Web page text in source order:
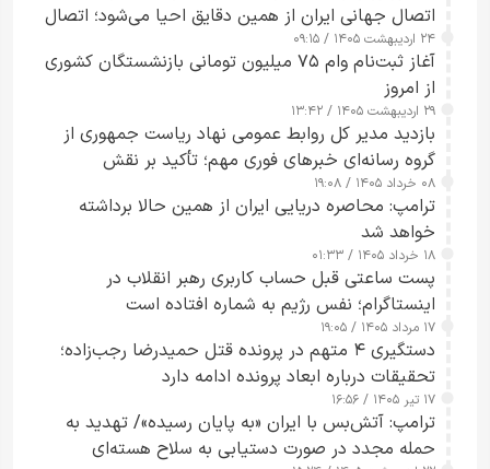
اتصال جهانی ایران از همین دقایق احیا می‌شود؛ اتصال
کامل مردم تا ۲۴ ساعت آینده
۲۴ اردیبهشت ۱۴۰۵ / ۰۹:۱۵
آغاز ثبت‌نام وام ۷۵ میلیون تومانی بازنشستگان کشوری
از امروز
۲۹ اردیبهشت ۱۴۰۵ / ۱۳:۴۲
بازدید مدیر کل روابط عمومی نهاد ریاست جمهوری از
گروه رسانه‌ای خبرهای فوری مهم؛ تأکید بر نقش
رسانه‌های هوشمند و مسئول در ارتقای آگاهی عمومی
۰۸ خرداد ۱۴۰۵ / ۱۹:۰۸
ترامپ: محاصره دریایی ایران از همین حالا برداشته
خواهد شد
۱۸ خرداد ۱۴۰۵ / ۰۱:۳۳
پست ساعتی قبل حساب کاربری رهبر انقلاب در
اینستاگرام؛ نفس رژیم به شماره افتاده است​
۱۷ مرداد ۱۴۰۵ / ۱۹:۰۵
دستگیری ۴ متهم در پرونده قتل حمیدرضا رجب‌زاده؛
تحقیقات درباره ابعاد پرونده ادامه دارد
۱۷ تیر ۱۴۰۵ / ۱۶:۵۶
ترامپ: آتش‌بس با ایران «به پایان رسیده»/ تهدید به
حمله مجدد در صورت دستیابی به سلاح هسته‌ای